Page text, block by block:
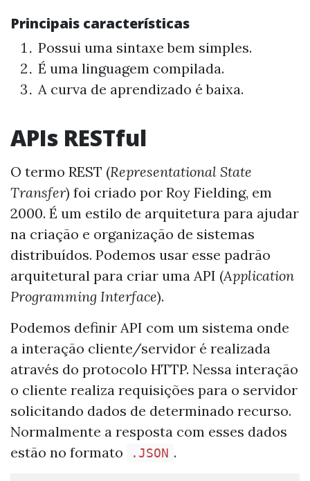
Principais características
Possui uma sintaxe bem simples.
É uma linguagem compilada.
A curva de aprendizado é baixa.
APIs RESTful
O termo REST (Representational State
Transfer) foi criado por Roy Fielding, em
2000. É um estilo de arquitetura para ajudar
na criação e organização de sistemas
distribuídos. Podemos usar esse padrão
arquitetural para criar uma API (Application
Programming Interface).
Podemos definir API com um sistema onde
a interação cliente/servidor é realizada
através do protocolo HTTP. Nessa interação
o cliente realiza requisições para o servidor
solicitando dados de determinado recurso.
Normalmente a resposta com esses dados
estão no formato
.JSON .